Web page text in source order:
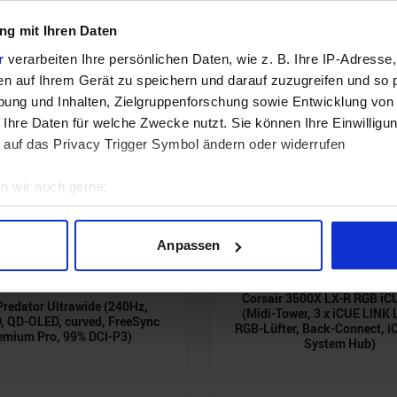
mit Ihren Daten
verarbeiten Ihre persönlichen Daten, wie z. B. Ihre IP-
auf Ihrem Gerät zu speichern und darauf zuzugreifen und so
und Inhalten, Zielgruppenforschung sowie Entwicklung
Daten für welche Zwecke nutzt. Sie können Ihre
das Privacy Trigger Symbol ändern oder widerrufen
wir auch gerne:
Lage erfassen, welche bis auf einige Meter genau
Ihre persönlichen Daten verarbeitet werden, und legen Sie
und Anzeigen zu personalisieren, Funktionen für soziale
zu analysieren. Außerdem geben wir Informationen zu
Anpassen
Ultrawide (240Hz,
QD-OLED, curved, FreeSync
Pro, 99% DCI-P3)
Corsair 3500X LX-R RGB
(Midi-Tower, 3 x iCUE LINK
RGB-Lüfter, Back-Connect,
System Hub)